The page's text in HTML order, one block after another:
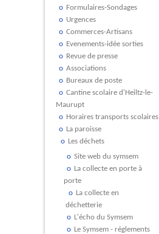
Formulaires-Sondages
Urgences
Commerces-Artisans
Evenements-idée sorties
Revue de presse
Associations
Bureaux de poste
Cantine scolaire d'Heiltz-le-
Maurupt
Horaires transports scolaires
La paroisse
Les déchets
Site web du symsem
La collecte en porte à
porte
La collecte en
déchetterie
L'écho du Symsem
Le Symsem - réglements